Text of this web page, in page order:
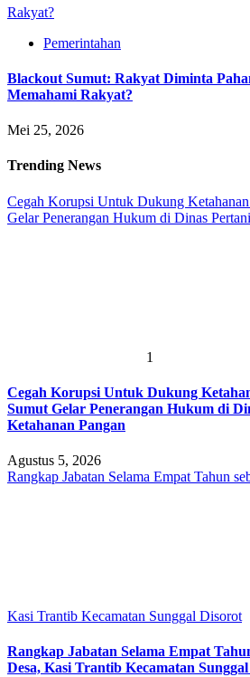
Rakyat?
Pemerintahan
Blackout Sumut: Rakyat Diminta
Memahami Rakyat?
Mei 25, 2026
Trending News
Cegah Korupsi Untuk Dukung
Gelar Penerangan Hukum di Dinas
1
Cegah Korupsi Untuk Dukung
Sumut Gelar Penerangan Hukum di
Ketahanan Pangan
Agustus 5, 2026
Rangkap Jabatan Selama Empat Tahun
Kasi Trantib Kecamatan Sunggal Disorot
Rangkap Jabatan Selama Empat
Desa, Kasi Trantib Kecamatan